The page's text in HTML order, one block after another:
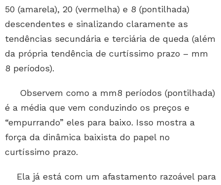
50 (amarela), 20 (vermelha) e 8 (pontilhada)
descendentes e sinalizando claramente as
tendências secundária e terciária de queda (além
da própria tendência de curtíssimo prazo – mm
8 períodos).
Observem como a mm8 períodos (pontilhada)
é a média que vem conduzindo os preços e
“empurrando” eles para baixo. Isso mostra a
força da dinâmica baixista do papel no
curtíssimo prazo.
Ela já está com um afastamento razoável para